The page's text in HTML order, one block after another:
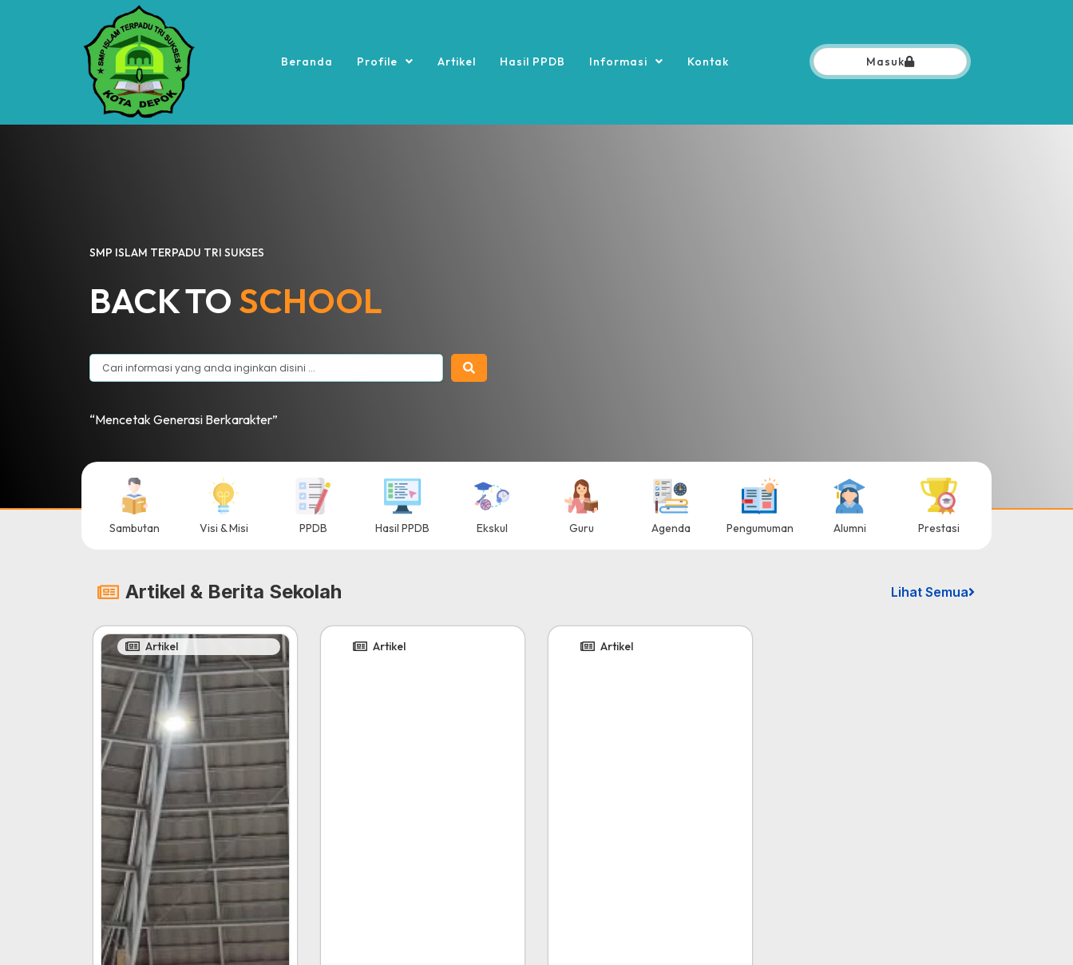
Beranda Profile Artikel Hasil PPDB Informasi Kontak Masuk
SMP ISLAM TERPADU TRI SUKSES
BACK TO SCHOOL
“Mencetak Generasi Berkarakter”
Sambutan Visi & Misi PPDB Hasil PPDB Ekskul Guru Agenda Pengumuman Alumni Prestasi
Artikel & Berita Sekolah Lihat Semua
Artikel Artikel Artikel